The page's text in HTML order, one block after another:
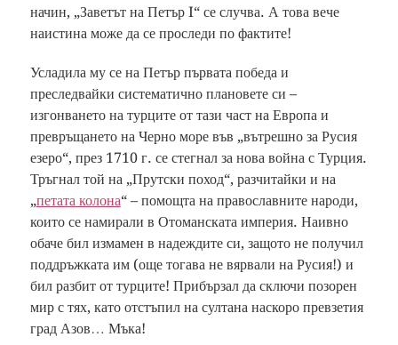
начин, „Заветът на Петър I“ се случва. А това вече
наистина може да се проследи по фактите!
Усладила му се на Петър първата победа и
преследвайки систематично плановете си –
изгонването на турците от тази част на Европа и
превръщането на Черно море във „вътрешно за Русия
езеро“, през 1710 г. се стегнал за нова война с Турция.
Тръгнал той на „Прутски поход“, разчитайки и на
„петата колона“ – помощта на православните народи,
които се намирали в Отоманската империя. Наивно
обаче бил измамен в надеждите си, защото не получил
поддръжката им (още тогава не вярвали на Русия!) и
бил разбит от турците! Прибързал да сключи позорен
мир с тях, като отстъпил на султана наскоро превзетия
град Азов… Мъка!